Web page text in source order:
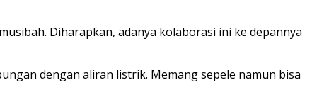
Diharapkan, adanya kolaborasi ini ke depannya
dengan aliran listrik. Memang sepele namun bisa